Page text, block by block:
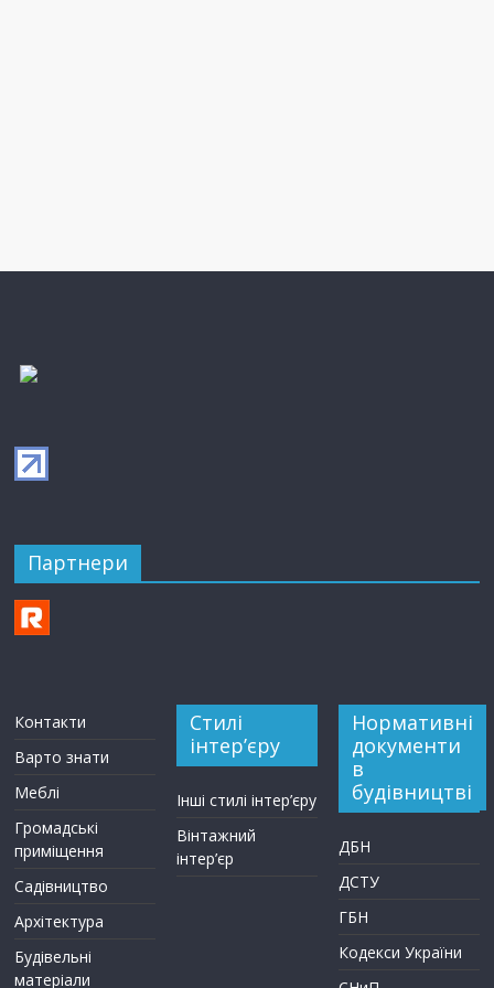
Партнери
Контакти
Варто знати
Меблі
Громадські
приміщення
Садівництво
Архітектура
Будівельні
матеріали
Стилі
інтер’єру
Інші стилі інтер’єру
Вінтажний
інтер’єр
Нормативні
документи
в
будівництві
ДБН
ДСТУ
ГБН
Кодекси України